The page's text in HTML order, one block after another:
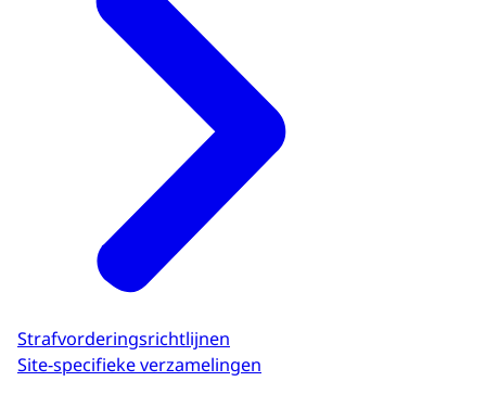
Strafvorderingsrichtlijnen
Site-specifieke verzamelingen